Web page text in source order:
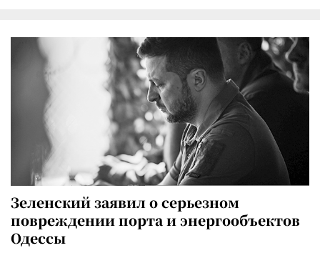
Зеленский заявил о серьезном
повреждении порта и энергообъектов
Одессы